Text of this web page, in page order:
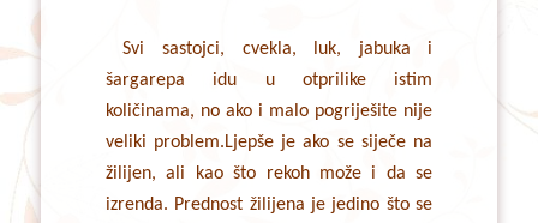
Svi sastojci, cvekla, luk, jabuka i
šargarepa idu u otprilike istim
količinama, no ako i malo pogriješite nije
veliki problem.Ljepše je ako se siječe na
žilijen, ali kao što rekoh može i da se
izrenda. Prednost žilijena je jedino što se